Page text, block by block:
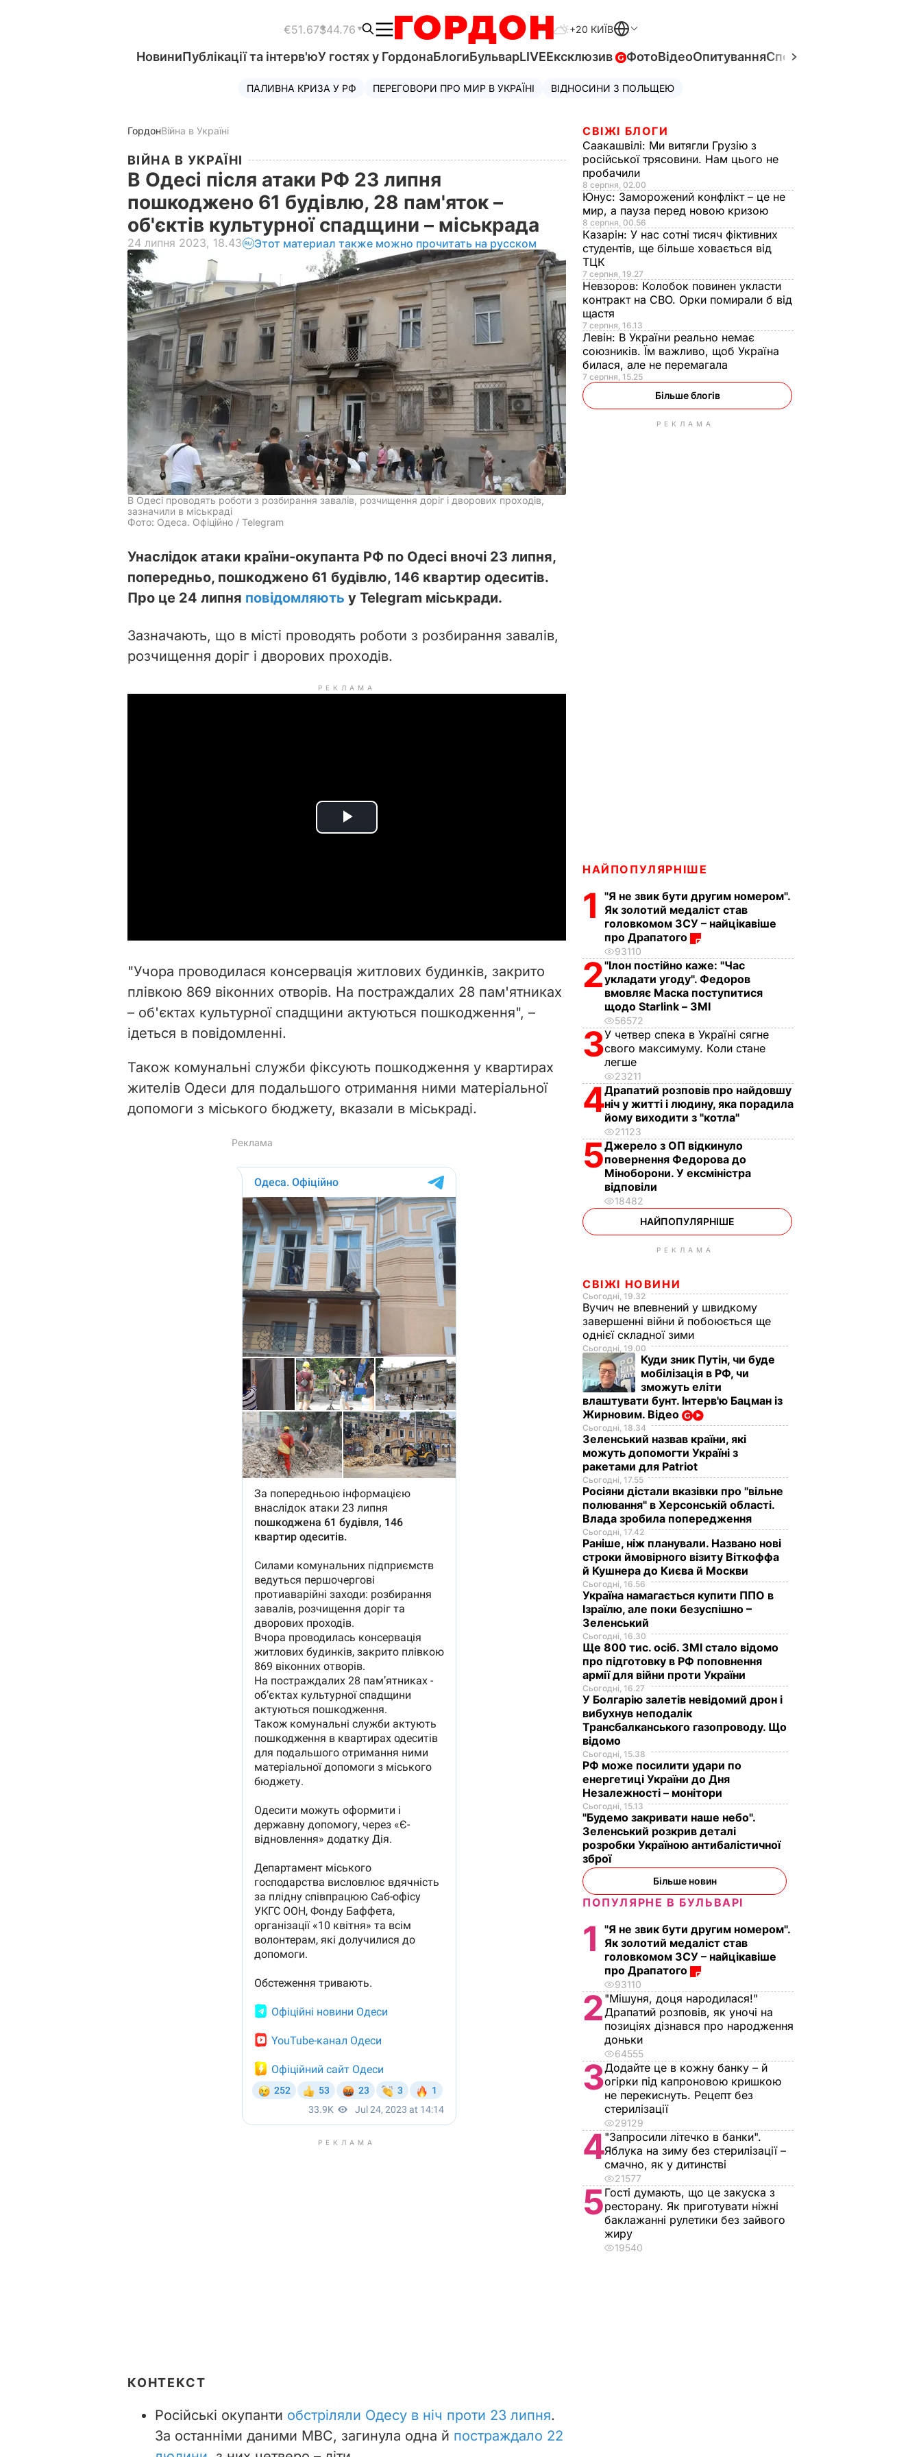
€51.67$44.76 +20 КИЇВ
НовиниПублікації та інтерв'юУ гостях у ГордонаБлогиБульварLIVEЕксклюзив ФотоВідеоОпитуванняСпецпроєкти
ПАЛИВНА КРИЗА У РФ ПЕРЕГОВОРИ ПРО МИР В УКРАЇНІ ВІДНОСИНИ З ПОЛЬЩЕЮ
ГордонВійна в Україні
ВІЙНА В УКРАЇНІ
В Одесі після атаки РФ 23 липня
пошкоджено 61 будівлю, 28 пам'яток –
об'єктів культурної спадщини – міськрада
24 липня 2023, 18.43 Этот материал также можно прочитать на русском
В Одесі проводять роботи з розбирання завалів, розчищення доріг і дворових проходів,
зазначили в міськраді
Фото: Одеса. Офіційно / Telegram
Унаслідок атаки країни-окупанта РФ по Одесі вночі 23 липня,
попередньо, пошкоджено 61 будівлю, 146 квартир одеситів.
Про це 24 липня повідомляють у Telegram міськради.
Зазначають, що в місті проводять роботи з розбирання завалів,
розчищення доріг і дворових проходів.
РЕКЛАМА
P
i
d
o
"Учора проводилася консервація житлових будинків, закрито
плівкою 869 віконних отворів. На постраждалих 28 пам'ятниках
– об'єктах культурної спадщини актуються пошкодження", –
ідеться в повідомленні.
Також комунальні служби фіксують пошкодження у квартирах
жителів Одеси для подальшого отримання ними матеріальної
допомоги з міського бюджету, вказали в міськраді.
РЕКЛАМА
КОНТЕКСТ
Російські окупанти обстріляли Одесу в ніч проти 23 липня.
За останніми даними МВС, загинула одна й постраждало 22
СВІЖІ БЛОГИ
Саакашвілі: Ми витягли Грузію з
російської трясовини. Нам цього не
пробачили
8 серпня, 02.00
Юнус: Заморожений конфлікт – це не
мир, а пауза перед новою кризою
8 серпня, 00.56
Казарін: У нас сотні тисяч фіктивних
студентів, ще більше ховається від
ТЦК
7 серпня, 19.27
Невзоров: Колобок повинен укласти
контракт на СВО. Орки помирали б від
щастя
7 серпня, 16.13
Левін: В України реально немає
союзників. Їм важливо, щоб Україна
билася, але не перемагала
7 серпня, 15.25
Більше блогів
РЕКЛАМА
НАЙПОПУЛЯРНІШЕ
1
"Я не звик бути другим номером".
Як золотий медаліст став
головкомом ЗСУ – найцікавіше
про Драпатого
93110
2"Ілон постійно каже: "Час
укладати угоду". Федоров
вмовляє Маска поступитися
щодо Starlink – ЗМІ
56572
3У четвер спека в Україні сягне
свого максимуму. Коли стане
легше
23211
4Драпатий розповів про найдовшу
ніч у житті і людину, яка порадила
йому виходити з "котла"
21123
5Джерело з ОП відкинуло
повернення Федорова до
Міноборони. У ексміністра
відповіли
18482
НАЙПОПУЛЯРНІШЕ
РЕКЛАМА
СВІЖІ НОВИНИ
Сьогодні, 19.32
Вучич не впевнений у швидкому
завершенні війни й побоюється ще
однієї складної зими
Сьогодні, 19.00
Куди зник Путін, чи буде
мобілізація в РФ, чи
зможуть еліти
влаштувати бунт. Інтерв'ю Бацман із
Жирновим. Відео
Сьогодні, 18.34
Зеленський назвав країни, які
можуть допомогти Україні з
ракетами для Patriot
Сьогодні, 17.55
Росіяни дістали вказівки про "вільне
полювання" в Херсонській області.
Влада зробила попередження
Сьогодні, 17.42
Раніше, ніж планували. Названо нові
строки ймовірного візиту Віткоффа
й Кушнера до Києва й Москви
Сьогодні, 16.56
Україна намагається купити ППО в
Ізраїлю, але поки безуспішно –
Зеленський
Сьогодні, 16.30
Ще 800 тис. осіб. ЗМІ стало відомо
про підготовку в РФ поповнення
армії для війни проти України
Сьогодні, 16.27
У Болгарію залетів невідомий дрон і
вибухнув неподалік
Трансбалканського газопроводу. Що
відомо
Сьогодні, 15.38
РФ може посилити удари по
енергетиці України до Дня
Незалежності – монітори
Сьогодні, 15.13
"Будемо закривати наше небо".
Зеленський розкрив деталі
розробки Україною антибалістичної
зброї
Більше новин
ПОПУЛЯРНЕ В БУЛЬВАРІ
1
"Я не звик бути другим номером".
Як золотий медаліст став
головкомом ЗСУ – найцікавіше
про Драпатого
93110
2 "Мішуня, доця народилася!"
Драпатий розповів, як уночі на
позиціях дізнався про народження
доньки
64555
3Додайте це в кожну банку – й
огірки під капроновою кришкою
не перекиснуть. Рецепт без
стерилізації
29129
4"Запросили літечко в банки".
Яблука на зиму без стерилізації –
смачно, як у дитинстві
21577
5Гості думають, що це закуска з
ресторану. Як приготувати ніжні
баклажанні рулетики без зайвого
жиру
19540